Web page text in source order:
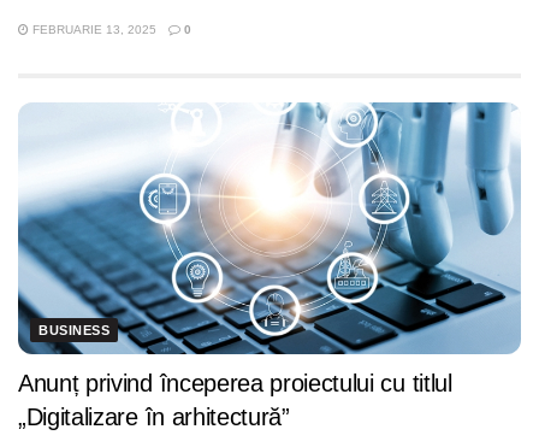
FEBRUARIE 13, 2025 0
BUSINESS
Anunț privind începerea proiectului cu titlul
„Digitalizare în arhitectură”